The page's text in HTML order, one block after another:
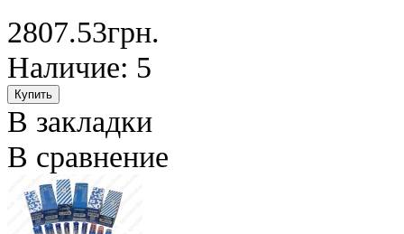
2807.53грн.
Наличие: 5
В закладки
В сравнение